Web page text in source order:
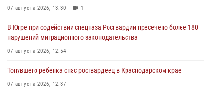
07 августа 2026, 13:30 1
В Югре при содействии спецназа Росгвардии пресечено более 180
нарушений миграционного законодательства
07 августа 2026, 12:54
Тонувшего ребенка спас росгвардеец в Краснодарском крае
07 августа 2026, 12:37